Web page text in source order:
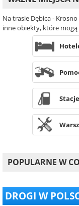
Na trasie Dębica -
inne obiekty, które mogą
POPULARNE W
DROGI W